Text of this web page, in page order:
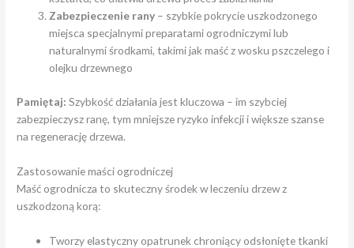
Zabezpieczenie rany – szybkie pokrycie uszkodzonego
miejsca specjalnymi preparatami ogrodniczymi lub
naturalnymi środkami, takimi jak maść z wosku pszczelego i
olejku drzewnego
Pamiętaj: Szybkość działania jest kluczowa – im szybciej
zabezpieczysz ranę, tym mniejsze ryzyko infekcji i większe szanse
na regenerację drzewa.
Zastosowanie maści ogrodniczej
Maść ogrodnicza to skuteczny środek w leczeniu drzew z
uszkodzoną korą:
Tworzy elastyczny opatrunek chroniący odsłonięte tkanki